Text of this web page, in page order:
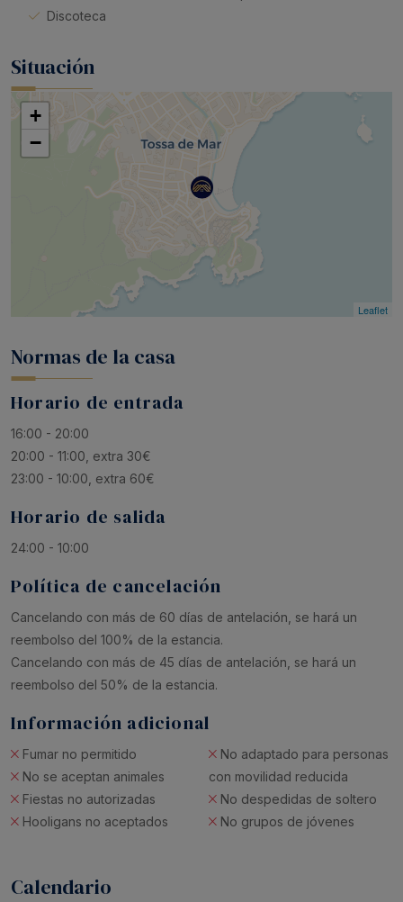
Discoteca
Situación
+
−
Leaflet
Normas de la casa
Horario de entrada
16:00 - 20:00
20:00 - 11:00, extra 30€
23:00 - 10:00, extra 60€
Horario de salida
24:00 - 10:00
Política de cancelación
Cancelando con más de 60 días de antelación, se hará un
reembolso del 100% de la estancia.
Cancelando con más de 45 días de antelación, se hará un
reembolso del 50% de la estancia.
Información adicional
Fumar no permitido
No se aceptan animales
Fiestas no autorizadas
Hooligans no aceptados
con movilidad reducida
No despedidas de soltero
No grupos de jóvenes
Calendario